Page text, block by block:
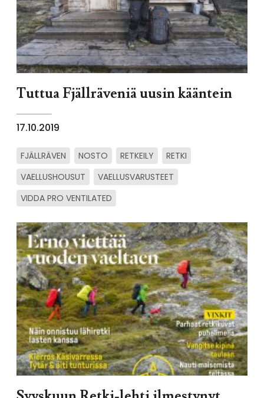
Tuttua Fjällräveniä uusin kääntein
17.10.2019
FJÄLLRÄVEN NOSTO RETKEILY
RETKI
VAELLUSHOUSUT
VAELLUSVARUSTEET
VIDDA PRO VENTILATED